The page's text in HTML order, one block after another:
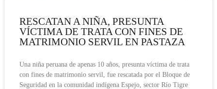
RESCATAN A NIÑA, PRESUNTA
VÍCTIMA DE TRATA CON FINES DE
MATRIMONIO SERVIL EN PASTAZA
Una niña peruana de apenas 10 años, presunta víctima de trata
con fines de matrimonio servil, fue rescatada por el Bloque de
Seguridad en la comunidad indígena Espejo, sector Río Tigre